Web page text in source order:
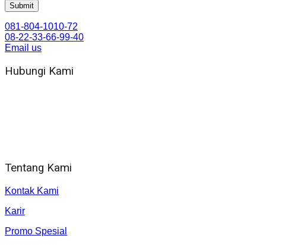
081-804-1010-72
08-22-33-66-99-40
Email us
Hubungi Kami
Tentang Kami
Kontak Kami
Karir
Promo Spesial